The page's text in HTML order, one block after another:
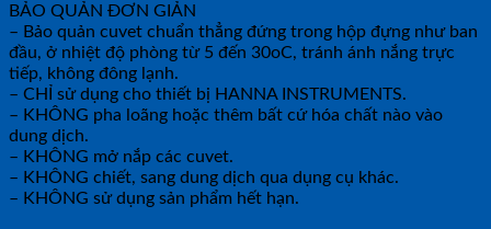
BẢO QUẢN ĐƠN GIẢN
– Bảo quản cuvet chuẩn thẳng đứng trong hộp đựng như ban
đầu, ở nhiệt độ phòng từ 5 đến 30oC, tránh ánh nắng trực
tiếp, không đông lạnh.
– CHỈ sử dụng cho thiết bị HANNA INSTRUMENTS.
– KHÔNG pha loãng hoặc thêm bất cứ hóa chất nào vào
dung dịch.
– KHÔNG mở nắp các cuvet.
– KHÔNG chiết, sang dung dịch qua dụng cụ khác.
– KHÔNG sử dụng sản phẩm hết hạn.